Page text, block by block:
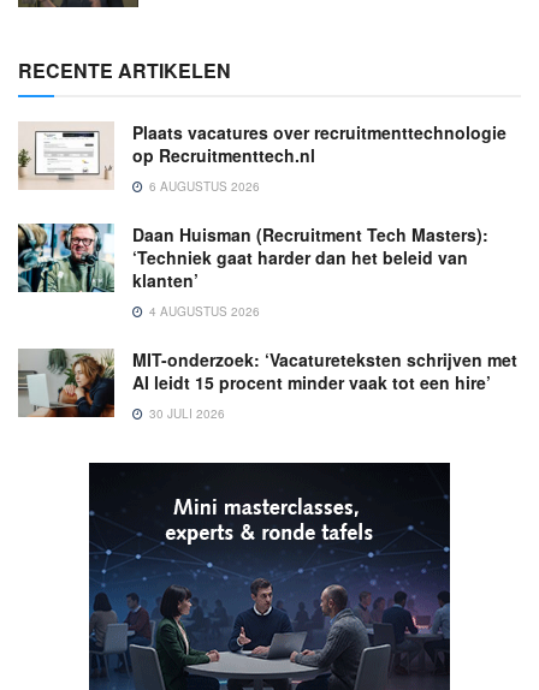
RECENTE ARTIKELEN
Plaats vacatures over recruitmenttechnologie
op Recruitmenttech.nl
6 AUGUSTUS 2026
Daan Huisman (Recruitment Tech Masters):
‘Techniek gaat harder dan het beleid van
klanten’
4 AUGUSTUS 2026
MIT-onderzoek: ‘Vacatureteksten schrijven met
AI leidt 15 procent minder vaak tot een hire’
30 JULI 2026